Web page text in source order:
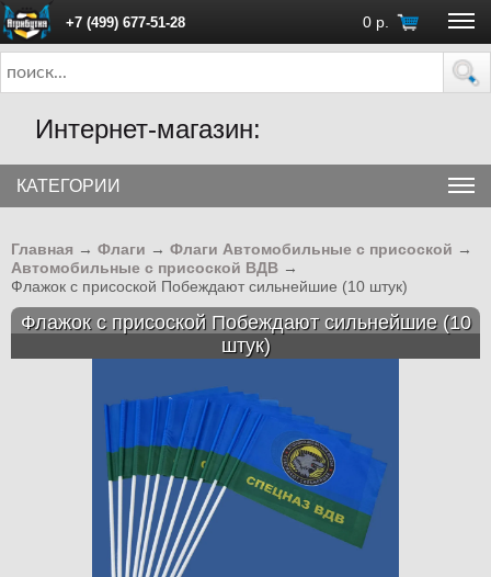
+7 (499) 677-51-28 0 р.
ПН - ПТ с 10:00 до 18:00 (Москва)
Интернет-магазин:
КАТЕГОРИИ
Главная → Флаги → Флаги Автомобильные с присоской →
Автомобильные с присоской ВДВ →
Флажок с присоской Побеждают сильнейшие (10 штук)
Флажок с присоской Побеждают сильнейшие (10
штук)